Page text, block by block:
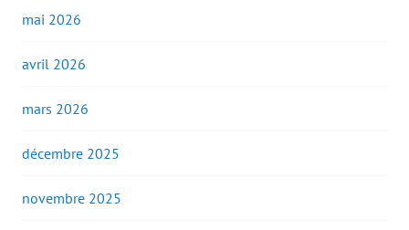
mai 2026
avril 2026
mars 2026
décembre 2025
novembre 2025